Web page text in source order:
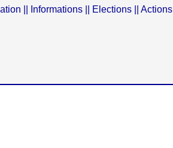
| | Informations | | Elections | | Actions |